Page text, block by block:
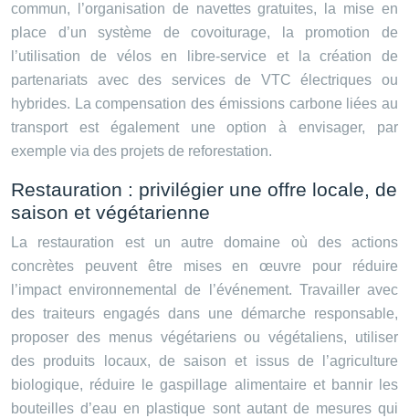
commun, l’organisation de navettes gratuites, la mise en
place d’un système de covoiturage, la promotion de
l’utilisation de vélos en libre-service et la création de
partenariats avec des services de VTC électriques ou
hybrides. La compensation des émissions carbone liées au
transport est également une option à envisager, par
exemple via des projets de reforestation.
Restauration : privilégier une offre locale, de
saison et végétarienne
La restauration est un autre domaine où des actions
concrètes peuvent être mises en œuvre pour réduire
l’impact environnemental de l’événement. Travailler avec
des traiteurs engagés dans une démarche responsable,
proposer des menus végétariens ou végétaliens, utiliser
des produits locaux, de saison et issus de l’agriculture
biologique, réduire le gaspillage alimentaire et bannir les
bouteilles d’eau en plastique sont autant de mesures qui